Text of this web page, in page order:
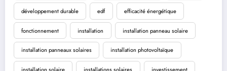
développement durable edf efficacité énergétique
fonctionnement installation installation panneau solaire
installation panneaux solaires installation photovoltaïque